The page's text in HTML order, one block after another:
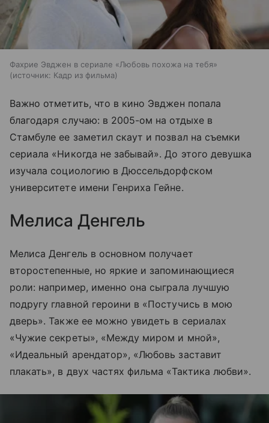
Фахрие Эвджен в сериале «Любовь похожа на тебя»
источник: Кадр из фильма
Важно отметить, что в кино Эвджен попала
благодаря случаю: в 2005-ом на отдыхе в
Стамбуле ее заметил скаут и позвал на съемки
сериала «Никогда не забывай». До этого девушка
изучала социологию в Дюссельдорфском
университете имени Генриха Гейне.
Мелиса Денгель
Мелиса Денгель в основном получает
второстепенные, но яркие и запоминающиеся
роли: например, именно она сыграла лучшую
подругу главной героини в «Постучись в мою
дверь». Также ее можно увидеть в сериалах
«Чужие секреты», «Между миром и мной»,
«Идеальный арендатор», «Любовь заставит
плакать», в двух частях фильма «Тактика любви».